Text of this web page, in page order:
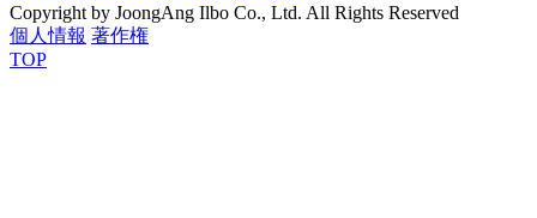
Copyright by JoongAng Ilbo Co., Ltd. All Rights Reserved
個人情報 著作権
TOP